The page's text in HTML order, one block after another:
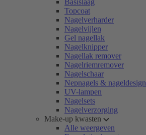
Basislaag
Topcoat
Nagelverharder
Nagelvijlen
Gel nagellak
Nagelknipper
Nagellak remover
Nagelriemremover
Nagelschaar
Nepnagels & nageldesign
UV-lampen
Nagelsets
Nagelverzorging
Make-up kwasten
Alle weergeven